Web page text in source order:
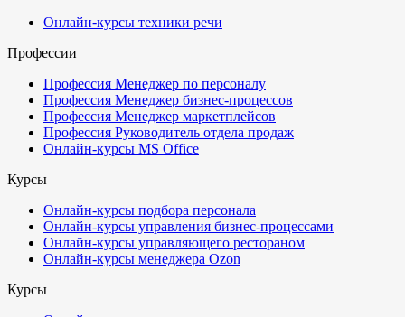
Онлайн-курсы техники речи
Профессии
Профессия Менеджер по персоналу
Профессия Менеджер бизнес-процессов
Профессия Менеджер маркетплейсов
Профессия Руководитель отдела продаж
Онлайн-курсы MS Office
Курсы
Онлайн-курсы подбора персонала
Онлайн-курсы управления бизнес-процессами
Онлайн-курсы управляющего рестораном
Онлайн-курсы менеджера Ozon
Курсы